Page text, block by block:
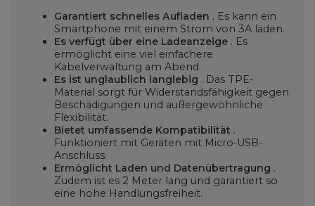
Garantiert schnelles Aufladen . Es kann ein
Smartphone mit einem Strom von 3A laden.
Es verfügt über eine Ladeanzeige . Es
ermöglicht eine viel einfachere
Kabelverwaltung am Abend.
Es ist unglaublich langlebig . Das TPE-
Material sorgt für Widerstandsfähigkeit gegen
Beschädigungen und außergewöhnliche
Flexibilität.
Bietet umfassende Kompatibilität .
Funktioniert mit Geräten mit Micro-USB-
Anschluss.
Ermöglicht Laden und Datenübertragung .
Zudem ist es 2 Meter lang und garantiert so
eine hohe Handlungsfreiheit.